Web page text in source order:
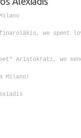
we spent
Aristokrati, we
Milano!